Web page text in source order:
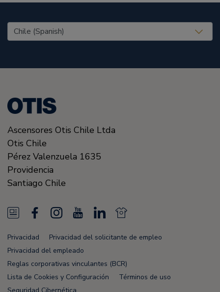
United States (EN)
Ascensores Otis Chile Ltda
Otis Chile
Pérez Valenzuela 1635
Providencia
Santiago Chile
N
e
w
s
F
c
e
b
I
n
s
t
a
o
T
u
L
k
e
N
e
F
Privacidad
Privacidad del solicitante de empleo
Privacidad del empleado
Reglas corporativas vinculantes (BCR)
Lista de Cookies y Configuración
Términos de uso